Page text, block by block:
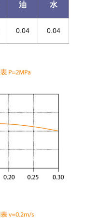
油 水
0.04 0.04